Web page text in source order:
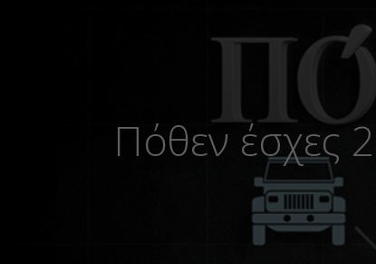
Πόθεν έσχες